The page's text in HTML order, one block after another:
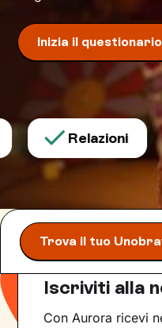
Inizia il questionario
Relazioni
Trova il tuo
Iscriviti alla
Con Aurora ricevi